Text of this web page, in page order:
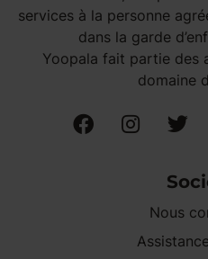
services à la personne
dans la garde
Yoopala fait partie des
domaine
Nous